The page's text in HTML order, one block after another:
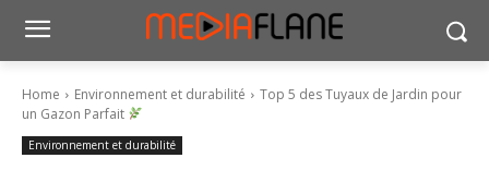
Home Environnement et durabilité
Top 5 des Tuyaux de Jardin pour
un Gazon Parfait
Environnement et durabilité